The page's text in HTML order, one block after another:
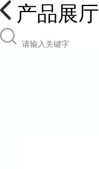
产品展厅